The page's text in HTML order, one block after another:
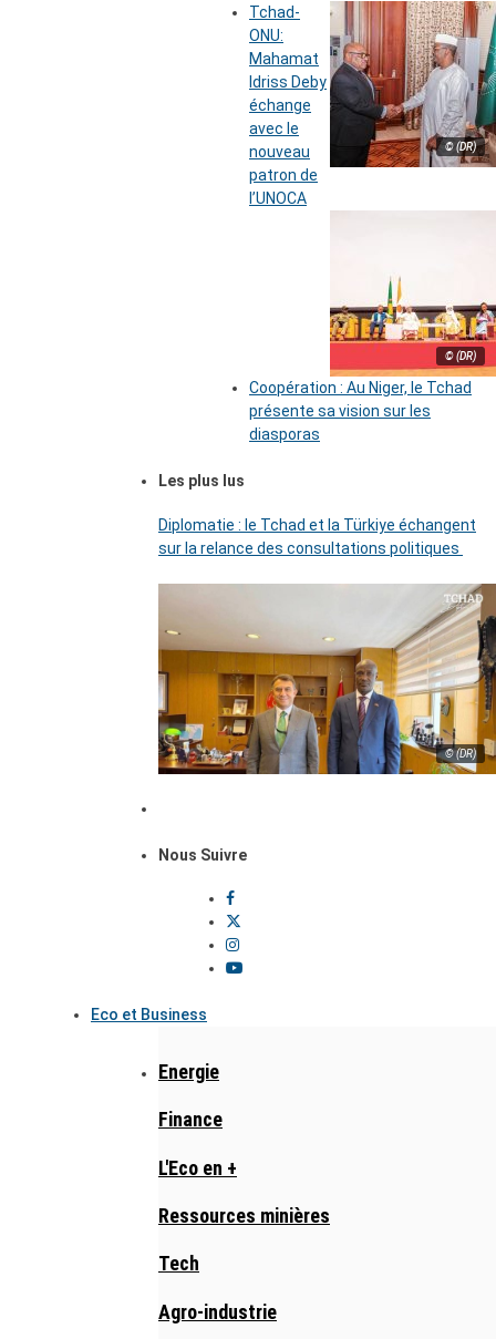
© (DR)
Tchad-
ONU:
Mahamat
Idriss Deby
échange
avec le
nouveau
patron de
l’UNOCA
© (DR)
Coopération : Au Niger, le Tchad
présente sa vision sur les
diasporas
Les plus lus
Diplomatie : le Tchad et la Türkiye échangent
sur la relance des consultations politiques
© (DR)
Nous Suivre
Eco et Business
Energie
Finance
L'Eco en +
Ressources minières
Tech
Agro-industrie